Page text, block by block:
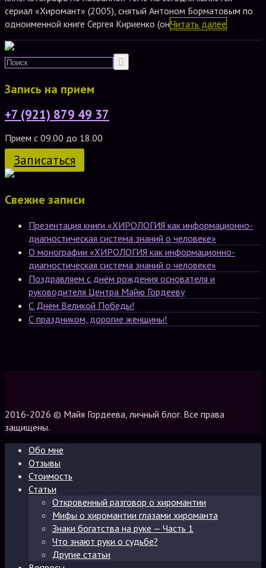
сериал «Хиромант» (2005), снятый Антоном Борматовым по
одноименной книге Сергея Кириенко (онЧитать далее
Запись на прием
+7 (921) 879 49 37
Прием с 09.00 до 18.00
Записаться
Свежие записи
Презентация книги «ХИРОЛОГИЯ как информационно-
диагностическая система знаний о человеке»
О монографии «ХИРОЛОГИЯ как информационно-
диагностическая система знаний о человеке»
Поздравляем с днём рождения основателя и
руководителя Центра Майю Гордееву
С Днём Великой Победы!
С праздником, дорогие женщины!
2016-2026 © Майя Гордеева, личный блог. Все права
защищены.
Обо мне
Отзывы
Стоимость
Статьи
Откровенный разговор о хиромантии
Мифы о хиромантии глазами хироманта
Знаки богатства на руке — Часть 1
Что знают руки о судьбе?
Другие статьи